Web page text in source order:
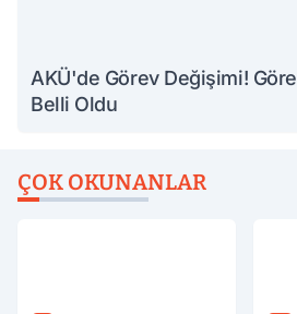
AKÜ'de Görev Değişimi!
Belli Oldu
ÇOK OKUNANLAR